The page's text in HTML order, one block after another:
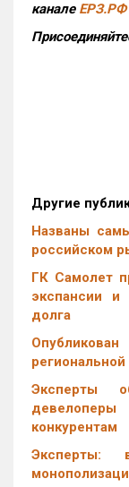
канале
Другие
Названы
российском
ГК Самолет
экспансии и
долга
Эксперты
конкурентам
Эксперты: